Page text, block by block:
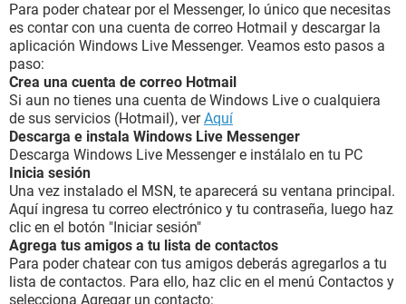
Para poder chatear por el Messenger, lo único que necesitas
es contar con una cuenta de correo Hotmail y descargar la
aplicación Windows Live Messenger. Veamos esto pasos a
paso:
Crea una cuenta de correo Hotmail
Si aun no tienes una cuenta de Windows Live o cualquiera
de sus servicios (Hotmail), verAquí
Descarga e instala Windows Live Messenger
Descarga Windows Live Messenger e instálalo en tu PC
Inicia sesión
Una vez instalado el MSN, te aparecerá su ventana principal.
Aquí ingresa tu correo electrónico y tu contraseña, luego haz
clic en el botón "Iniciar sesión"
Agrega tus amigos a tu lista de contactos
Para poder chatear con tus amigos deberás agregarlos a tu
lista de contactos. Para ello, haz clic en el menú Contactos y
selecciona Agregar un contacto: